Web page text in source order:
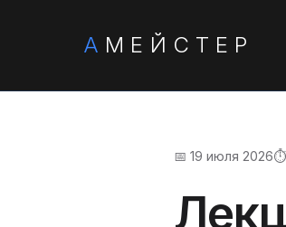
А МЕЙСТЕР
📅 19 июля 2026⏱️